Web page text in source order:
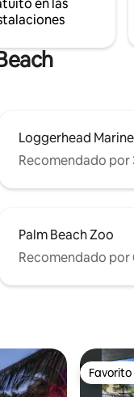
perfecto
con la
en las
Loggerhead
Recomendado por
Palm Beach Zoo
Recomendado por